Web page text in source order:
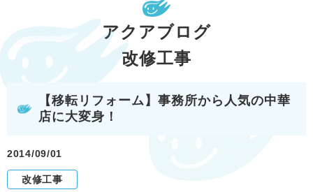
アクアブログ
改修工事
【移転リフォーム】事務所から人気の中華
店に大変身！
2014/09/01
改修工事